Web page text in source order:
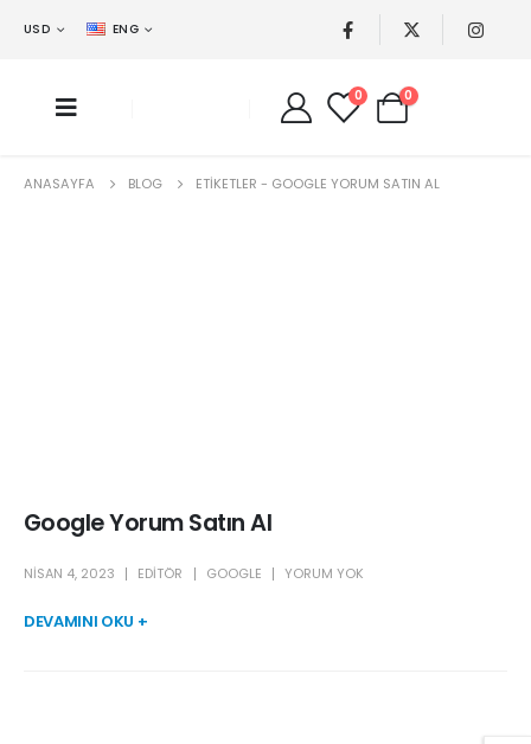
USD ENG
0 0
ANASAYFA BLOG ETIKETLER - GOOGLE YORUM SATIN AL
Google Yorum Satın Al
NISAN 4, 2023 EDITÖR GOOGLE YORUM YOK
DEVAMINI OKU +